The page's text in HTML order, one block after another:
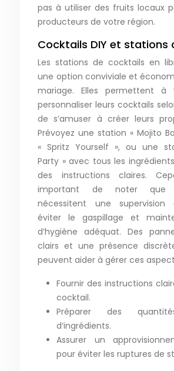
pas à utiliser des fruits locaux
producteurs de votre région.
Cocktails DIY et stations
Les stations de cocktails en
une option conviviale et
mariage. Elles permettent à
personnaliser leurs cocktails
de s’amuser à créer leurs
Prévoyez une station « Mojito
« Spritz Yourself », ou une
Party » avec tous les
des instructions claires.
important de noter que
nécessitent une supervision
éviter le gaspillage et
d’hygiène adéquat. Des
clairs et une présence
peuvent aider à gérer ces
Fournir des instructions
cocktail.
Préparer des
d’ingrédients.
Assurer un
pour éviter les ruptures de